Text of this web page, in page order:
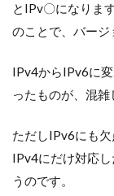
とIPv〇になりま
のことで、バージ
IPv4からIPv6に
ったものが、混雑
ただしIPv6にも欠
IPv4にだけ対応
うのです。